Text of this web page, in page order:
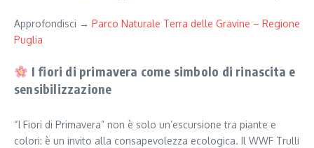
Approfondisci → Parco Naturale Terra delle Gravine – Regione
Puglia
I fiori di primavera come simbolo di rinascita e
sensibilizzazione
“I Fiori di Primavera” non è solo un’escursione tra piante e
colori: è un invito alla consapevolezza ecologica. Il WWF Trulli